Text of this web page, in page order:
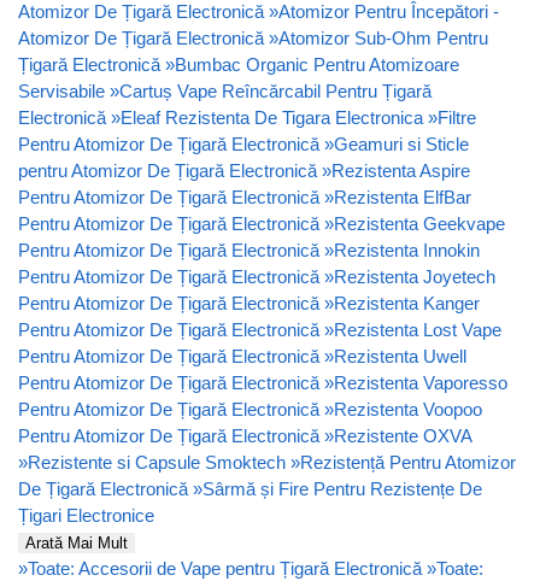
Atomizor De Țigară Electronică »Atomizor Pentru Începători -
Atomizor De Țigară Electronică »Atomizor Sub-Ohm Pentru
Țigară Electronică »Bumbac Organic Pentru Atomizoare
Servisabile »Cartuș Vape Reîncărcabil Pentru Țigară
Electronică »Eleaf Rezistenta De Tigara Electronica »Filtre
Pentru Atomizor De Țigară Electronică »Geamuri si Sticle
pentru Atomizor De Țigară Electronică »Rezistenta Aspire
Pentru Atomizor De Țigară Electronică »Rezistenta ElfBar
Pentru Atomizor De Țigară Electronică »Rezistenta Geekvape
Pentru Atomizor De Țigară Electronică »Rezistenta Innokin
Pentru Atomizor De Țigară Electronică »Rezistenta Joyetech
Pentru Atomizor De Țigară Electronică »Rezistenta Kanger
Pentru Atomizor De Țigară Electronică »Rezistenta Lost Vape
Pentru Atomizor De Țigară Electronică »Rezistenta Uwell
Pentru Atomizor De Țigară Electronică »Rezistenta Vaporesso
Pentru Atomizor De Țigară Electronică »Rezistenta Voopoo
Pentru Atomizor De Țigară Electronică »Rezistente OXVA
»Rezistente si Capsule Smoktech »Rezistență Pentru Atomizor
De Țigară Electronică »Sârmă și Fire Pentru Rezistențe De
Țigari Electronice
Arată Mai Mult
»Toate: Accesorii de Vape pentru Țigară Electronică »Toate: